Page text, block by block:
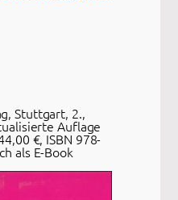
Stuttgart, 2.,
Auflage
€, ISBN 978-
als E-Book